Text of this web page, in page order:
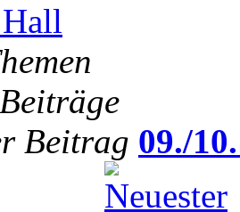
Beiträge
Beitrag 09./